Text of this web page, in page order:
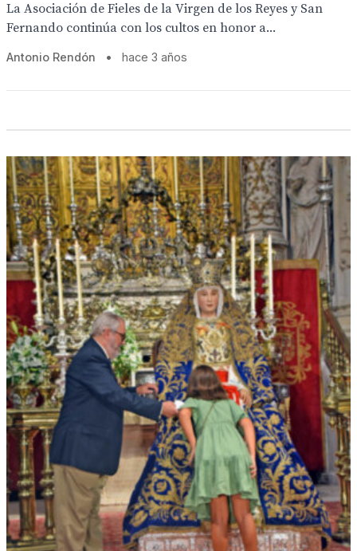
La Asociación de Fieles de la Virgen de los Reyes y San
Fernando continúa con los cultos en honor a...
Antonio Rendón • hace 3 años